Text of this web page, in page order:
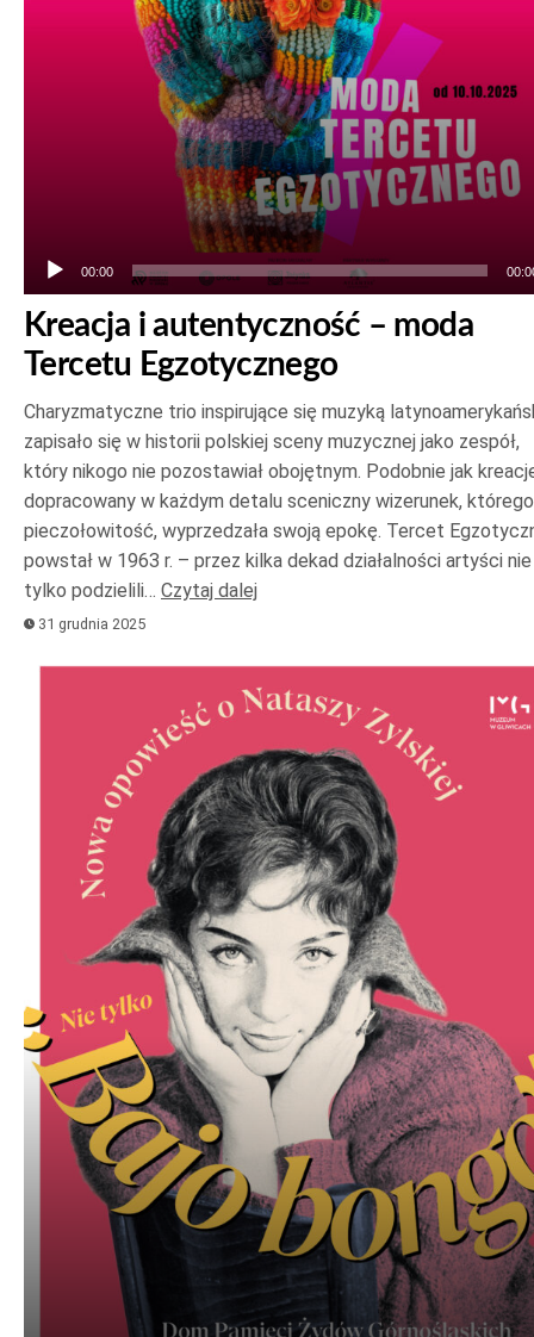
00:00
Kreacja i autentyczność – moda
Tercetu Egzotycznego
Charyzmatyczne trio inspirujące się muzyką
zapisało się w historii polskiej sceny muzycznej jako zespół,
który nikogo nie pozostawiał obojętnym. Podobnie jak
dopracowany w każdym detalu sceniczny wizerunek, którego
pieczołowitość, wyprzedzała swoją epokę. Tercet
powstał w 1963 r. – przez kilka dekad działalności artyści nie
tylko podzielili… Czytaj dalej
31 grudnia 2025
Odtwarzacz
dźwiękowych